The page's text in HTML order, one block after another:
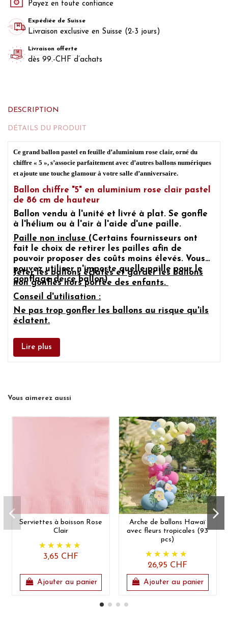
Payez en toute confiance
Expédiée de Suisse
Livraison exclusive en Suisse (2-3 jours)
Livraison offerte
dès 99.-CHF d’achats
DESCRIPTION
DÉTAILS DU PRODUIT
Ce grand ballon pastel en feuille d’aluminium rose clair, orné du
chiffre « 5 », s’associe parfaitement avec d’autres ballons numériques
et ajoute une touche glamour à votre salle d’anniversaire.
Ballon chiffre "5" en aluminium rose clair pastel
de 86 cm de hauteur
Ballon vendu à l'unité et livré à plat. Se gonfle
à l'hélium ou à l'air à l'aide d'une paille.
Paille non incluse (Certains fournisseurs ont
fait le choix de retirer les pailles afin de
pouvoir proposer des coûts moins élevés. Vous
pouvez utiliser n'importe quelle paille pour le
gonflage de ce ballon)
Jeter les ballons éclatés et garder les ballons
non gonflés hors portée des enfants.
Conseil d'utilisation :
Ne pas trop gonfler les ballons au risque qu'ils
éclatent.
Lire plus
Vous aimerez aussi
Serviettes à boisson Rose
Clair
3,65 CHF
Ajouter au panier
Arche de ballons Hawaï
avec fleurs tropicales (93
pcs)
26,95 CHF
Ajouter au panier